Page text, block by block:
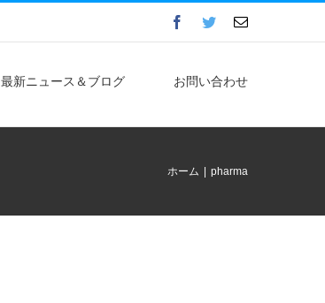
Facebook
Twitter電
ル
最新ニュース＆ブログ お問い合わせ
ホーム pharma